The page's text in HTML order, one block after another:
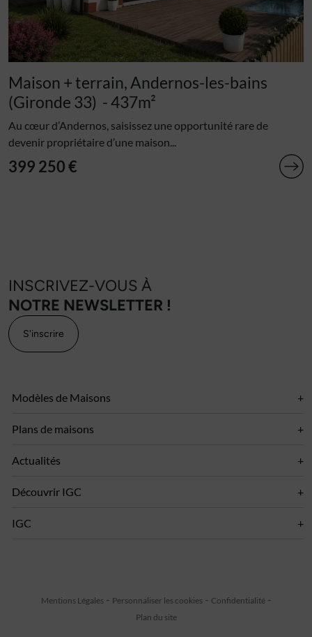
Maison + terrain, Andernos-les-bains
(Gironde 33) - 437m²
Au cœur d’Andernos, saisissez une opportunité rare de
devenir propriétaire d’une maison...
399 250 €
INSCRIVEZ-VOUS À
NOTRE NEWSLETTER !
S'inscrire
Modèles de Maisons
Plans de maisons
Actualités
Découvrir IGC
IGC
Mentions Légales Personnaliser les cookies
Confidentialité
Plan du site